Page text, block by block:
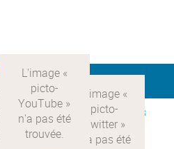
Version française > Recherche >
8
hispaniques